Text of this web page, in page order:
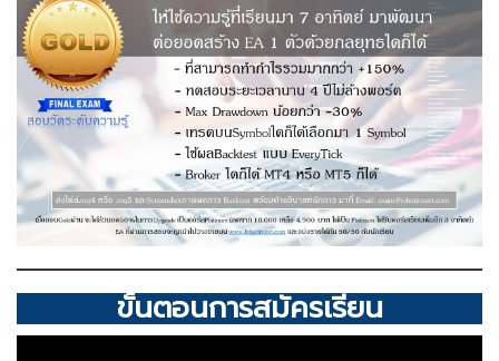
ขั้นตอนการสมัครเรียน